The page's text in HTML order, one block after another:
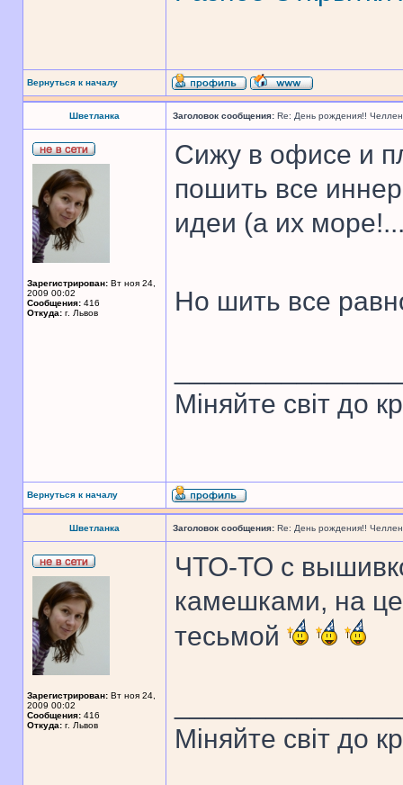
Вернуться к началу
Шветланка Заголовок сообщения: Re: День рождения!!
Зарегистрирован: Вт ноя 24,
2009 00:02
Сообщения: 416
Откуда: г. Львов
Сижу в офисе и
пошить все
идеи (а их
Но шить все
Міняйте світ до
Вернуться к началу
Шветланка Заголовок сообщения: Re: День рождения!!
Зарегистрирован: Вт ноя 24,
2009 00:02
Сообщения: 416
Откуда: г. Львов
ЧТО-ТО с
камешками, на
тесьмой
Міняйте світ до